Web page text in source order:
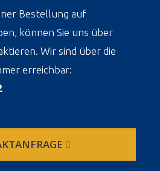
Bestellung auf
können Sie uns über
Wir sind über die
erreichbar: